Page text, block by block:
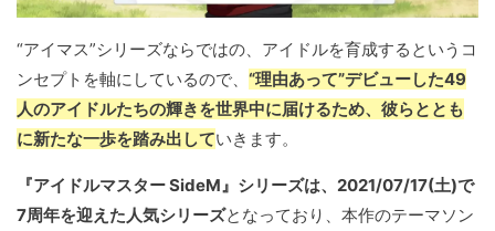
“アイマス”シリーズならではの、アイドルを育成するというコ
ンセプトを軸にしているので、 “理由あって”デビューした49
人のアイドルたちの輝きを世界中に届けるため、彼らととも
に新たな一歩を踏み出していきます。
『アイドルマスター SideM』シリーズは、2021/07/17(土)で
7周年を迎えた人気シリーズとなっており、本作のテーマソン